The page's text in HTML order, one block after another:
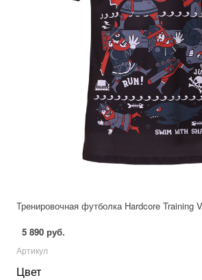
Тренировочная футболка Hardcore Training
5 890 руб.
Артикул
Цвет